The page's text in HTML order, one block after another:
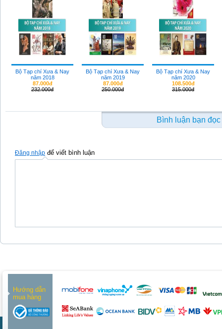
Bộ Tạp chí Xưa & Nay
năm 2018
87.000đ
232.000đ
Bộ Tạp chí Xưa & Nay
năm 2019
87.000đ
250.000đ
Bộ Tạp chí Xưa & Nay
năm 2020
108.500đ
315.000đ
Bình luận bạn đọc
Đăng nhập để viết bình luận
Hướng dẫn
mua hàng